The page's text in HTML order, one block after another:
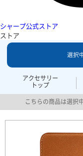
シャープ公式ストア
ストア
アクセサリー
トップ
選択
こちらの商品は選択